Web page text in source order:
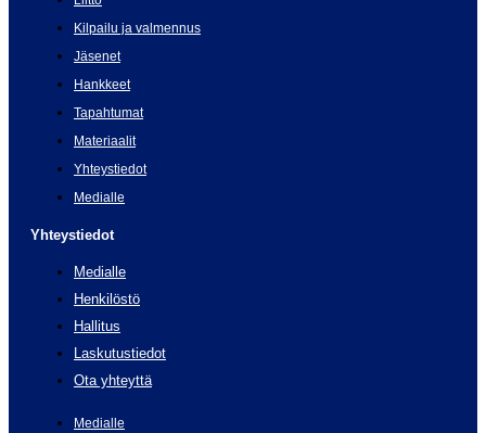
Kilpailu ja valmennus
Jäsenet
Hankkeet
Tapahtumat
Materiaalit
Yhteystiedot
Medialle
Yhteystiedot
Medialle
Henkilöstö
Hallitus
Laskutustiedot
Ota yhteyttä
Medialle